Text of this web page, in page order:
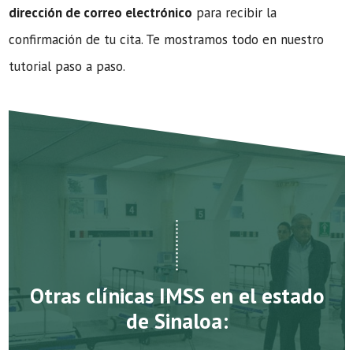
dirección de correo electrónico para recibir la
confirmación de tu cita. Te mostramos todo en nuestro
tutorial paso a paso.
Otras clínicas IMSS en el estado
de Sinaloa: